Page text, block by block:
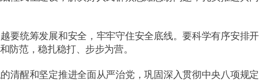
要统筹发展和安全，牢牢守住安全底线。要科学有序安排开
防范，稳扎稳打、步步为营。
清醒和坚定推进全面从严治党，巩固深入贯彻中央八项规定